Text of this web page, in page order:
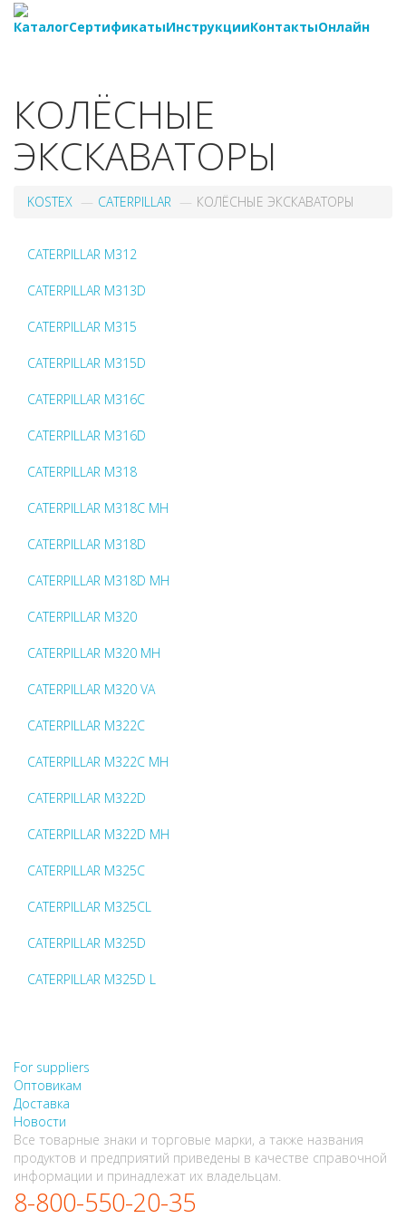
КаталогСертификатыИнструкцииКонтактыОнлайн
КОЛЁСНЫЕ
ЭКСКАВАТОРЫ
KOSTEX CATERPILLAR КОЛЁСНЫЕ ЭКСКАВАТОРЫ
CATERPILLAR M312
CATERPILLAR M313D
CATERPILLAR M315
CATERPILLAR M315D
CATERPILLAR M316C
CATERPILLAR M316D
CATERPILLAR M318
CATERPILLAR M318C MH
CATERPILLAR M318D
CATERPILLAR M318D MH
CATERPILLAR M320
CATERPILLAR M320 MH
CATERPILLAR M320 VA
CATERPILLAR M322C
CATERPILLAR M322C MH
CATERPILLAR M322D
CATERPILLAR M322D MH
CATERPILLAR M325C
CATERPILLAR M325CL
CATERPILLAR M325D
CATERPILLAR M325D L
For suppliers
Оптовикам
Доставка
Новости
Все товарные знаки и торговые марки, а также названия
продуктов и предприятий приведены в качестве справочной
информации и принадлежат их владельцам.
8-800-550-20-35